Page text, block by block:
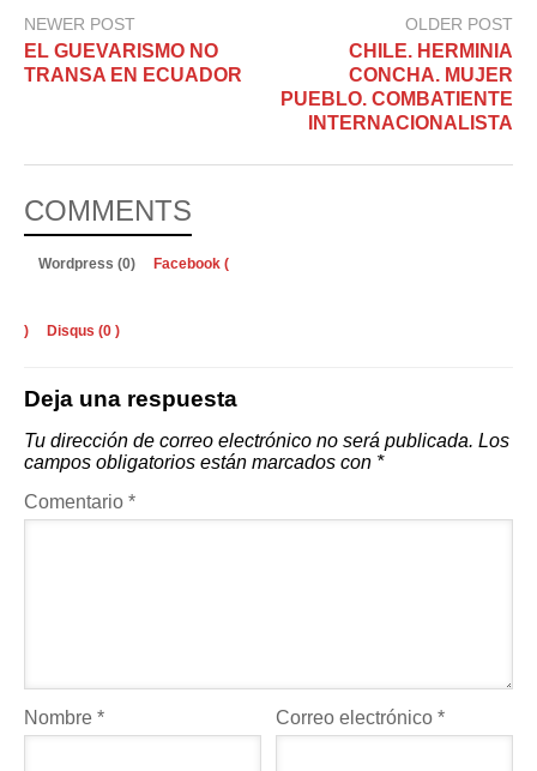
NEWER POST
EL GUEVARISMO NO
TRANSA EN ECUADOR
OLDER POST
CHILE. HERMINIA
CONCHA. MUJER
PUEBLO. COMBATIENTE
INTERNACIONALISTA
COMMENTS
Wordpress (0) Facebook (
) Disqus (0 )
Deja una respuesta
Tu dirección de correo electrónico no será publicada. Los
campos obligatorios están marcados con *
Comentario *
Nombre * Correo electrónico*